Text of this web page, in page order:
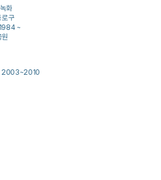
화
구
~
2003~2010